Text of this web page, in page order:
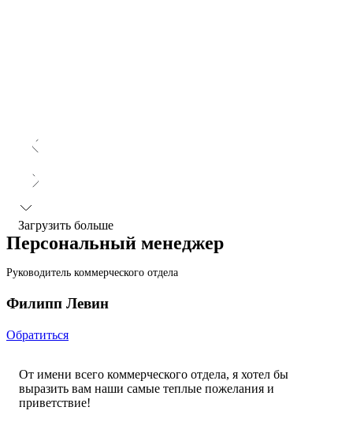
Загрузить больше
Персональный менеджер
Руководитель коммерческого отдела
Филипп Левин
Обратиться
От имени всего коммерческого отдела, я хотел бы
выразить вам наши самые теплые пожелания и
приветствие!